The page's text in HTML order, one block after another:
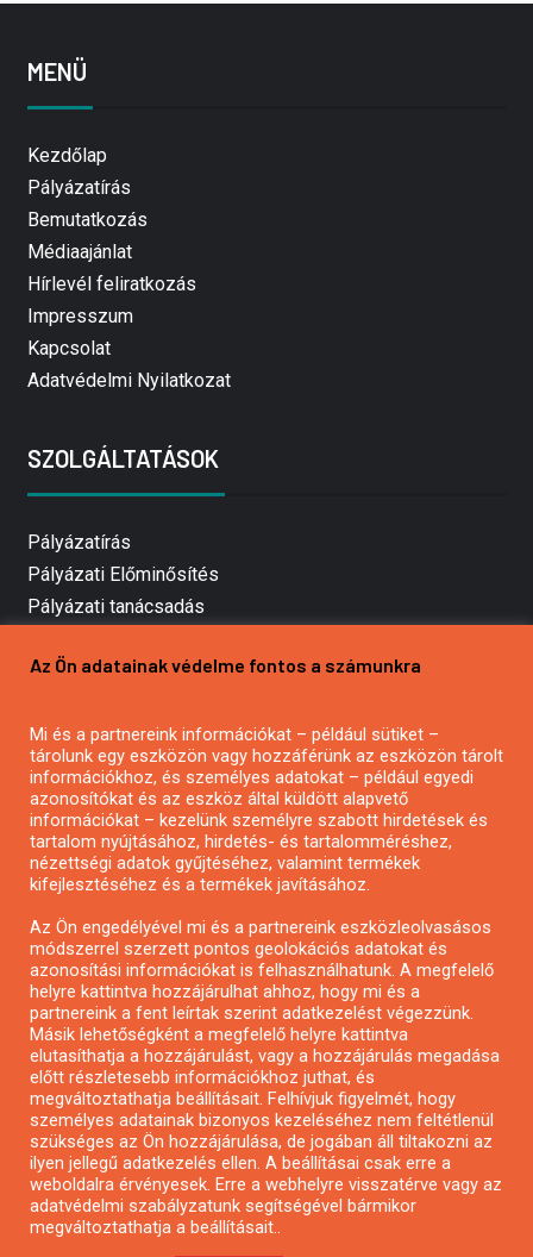
MENÜ
Kezdőlap
Pályázatírás
Bemutatkozás
Médiaajánlat
Hírlevél feliratkozás
Impresszum
Kapcsolat
Adatvédelmi Nyilatkozat
SZOLGÁLTATÁSOK
Pályázatírás
Pályázati Előminősítés
Pályázati tanácsadás
Mezőgazdasági pályázatírás
Pályázatírás civil szervezeteknek
Pályázatírás önkormányzatoknak
Pályázatfigyelés
Specifikus pályázatfigyelés vagy hírlevél
Pályázatok magánszemélyeknek
Pályázatok civil szervezeteknek
Pályázatok vállalkozásoknak
Önkormányzati pályázatok
Mezőgazdasági pályázatok
Falusi turizmus pályázatok
Napelem pályázatok
GINOP pályázatok
Az Ön adatainak védelme fontos a számunkra
Mi és a partnereink információkat – például sütiket –
tárolunk egy eszközön vagy hozzáférünk az eszközön tárolt
információkhoz, és személyes adatokat – például egyedi
azonosítókat és az eszköz által küldött alapvető
információkat – kezelünk személyre szabott hirdetések és
tartalom nyújtásához, hirdetés- és tartalomméréshez,
nézettségi adatok gyűjtéséhez, valamint termékek
kifejlesztéséhez és a termékek javításához.
Az Ön engedélyével mi és a partnereink eszközleolvasásos
módszerrel szerzett pontos geolokációs adatokat és
azonosítási információkat is felhasználhatunk. A megfelelő
helyre kattintva hozzájárulhat ahhoz, hogy mi és a
partnereink a fent leírtak szerint adatkezelést végezzünk.
Másik lehetőségként a megfelelő helyre kattintva
elutasíthatja a hozzájárulást, vagy a hozzájárulás megadása
előtt részletesebb információkhoz juthat, és
megváltoztathatja beállításait. Felhívjuk figyelmét, hogy
személyes adatainak bizonyos kezeléséhez nem feltétlenül
szükséges az Ön hozzájárulása, de jogában áll tiltakozni az
ilyen jellegű adatkezelés ellen. A beállításai csak erre a
weboldalra érvényesek. Erre a webhelyre visszatérve vagy az
adatvédelmi szabályzatunk segítségével bármikor
megváltoztathatja a beállításait..